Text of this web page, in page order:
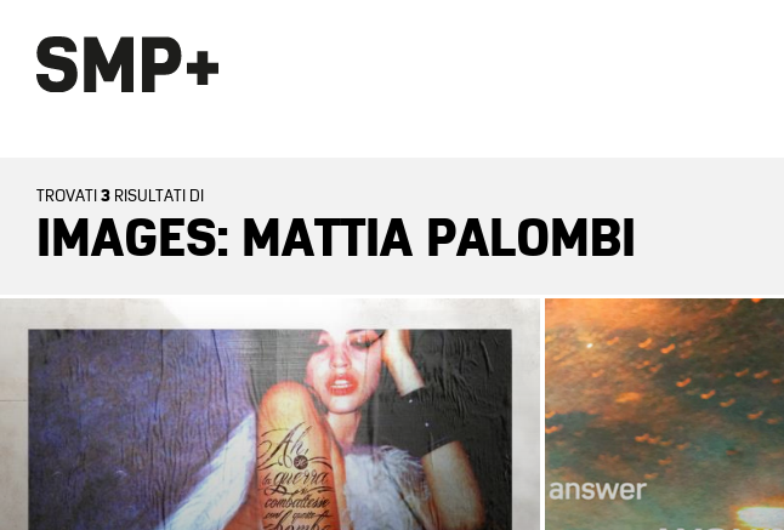
TROVATI3 RISULTATI DI
IMAGES: MATTIA PALOMBI